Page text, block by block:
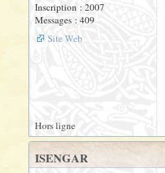
Inscription : 2007
Messages : 409
Site Web
Hors ligne
ISENGAR